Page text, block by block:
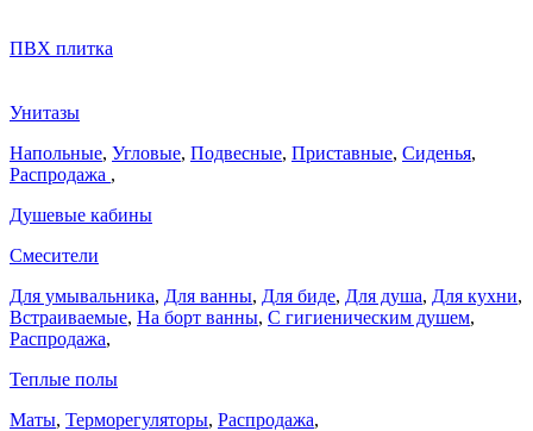
ПВХ плитка
Унитазы
Напольные, Угловые, Подвесные, Приставные, Сиденья,
Распродажа ,
Душевые кабины
Смесители
Для умывальника, Для ванны, Для биде, Для душа, Для кухни,
Встраиваемые, На борт ванны, C гигиеническим душем,
Распродажа,
Теплые полы
Маты, Терморегуляторы, Распродажа,